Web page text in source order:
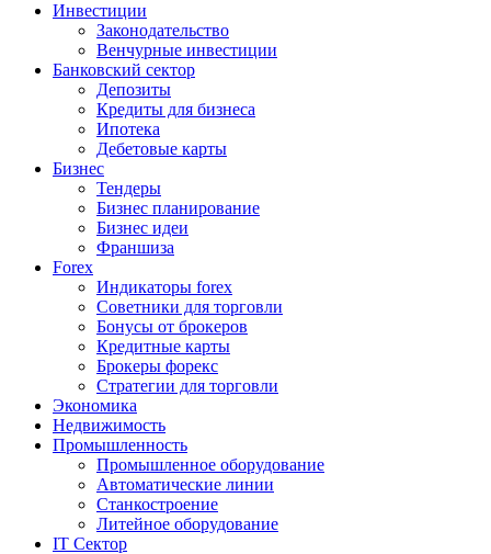
Инвестиции
Законодательство
Венчурные инвестиции
Банковский сектор
Депозиты
Кредиты для бизнеса
Ипотека
Дебетовые карты
Бизнес
Тендеры
Бизнес планирование
Бизнес идеи
Франшиза
Forex
Индикаторы forex
Советники для торговли
Бонусы от брокеров
Кредитные карты
Брокеры форекс
Стратегии для торговли
Экономика
Недвижимость
Промышленность
Промышленное оборудование
Автоматические линии
Станкостроение
Литейное оборудование
IT Сектор